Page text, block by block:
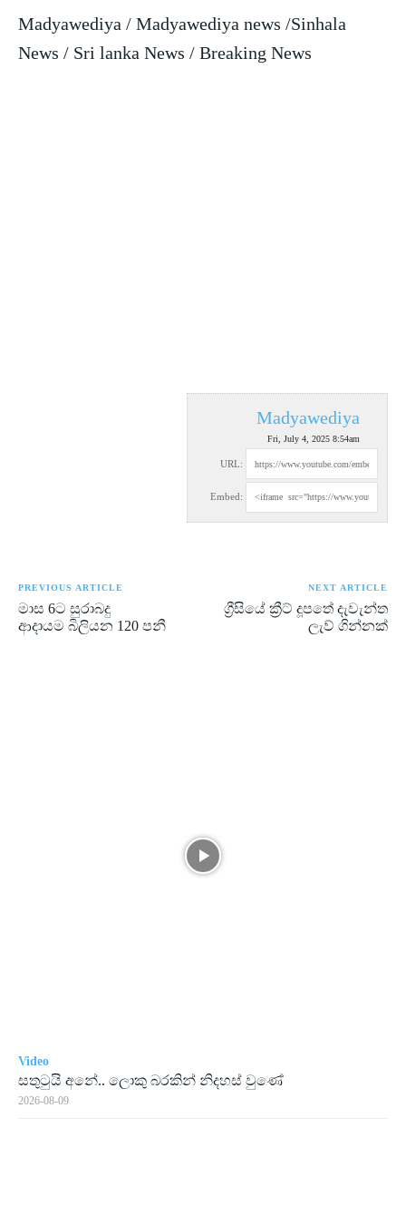
Madyawediya / Madyawediya news /Sinhala
News / Sri lanka News / Breaking News
Madyawediya
Fri, July 4, 2025 8:54am
URL:
Embed:
PREVIOUS ARTICLE
මාස 6ට සුරාබදු
ආදායම බිලියන 120 පනී
NEXT ARTICLE
ග්‍රීසියේ ක්‍රීට් දූපතේ දැවැන්ත
ලැව් ගින්නක්
Video
සතුටුයි අනේ.. ලොකු බරකින් නිදහස් වුණේ
2026-08-09